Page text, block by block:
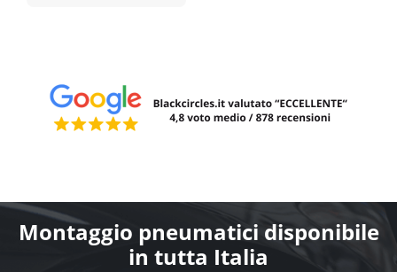
Montaggio pneumatici disponibile
in tutta Italia